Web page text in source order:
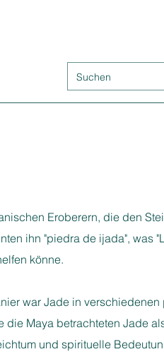
Eroberern, die den
ihn "piedra de ijada", was
könne.​
war Jade in
Maya betrachteten Jade
und spirituelle